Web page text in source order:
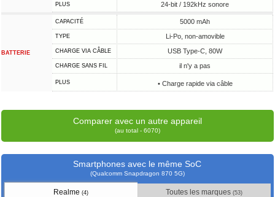
PLUS 24-bit / 192kHz sonore
BATTERIE
CAPACITÉ 5000 mAh
TYPE Li-Po, non-amovible
CHARGE VIA CÂBLE USB Type-C, 80W
CHARGE SANS FIL il n'y a pas
PLUS • Charge rapide via câble
Comparer avec un autre appareil
(au total - 6070)
Smartphones avec le même SoC
(Qualcomm Snapdragon 870 5G)
Realme(4) Toutes les marques(53)